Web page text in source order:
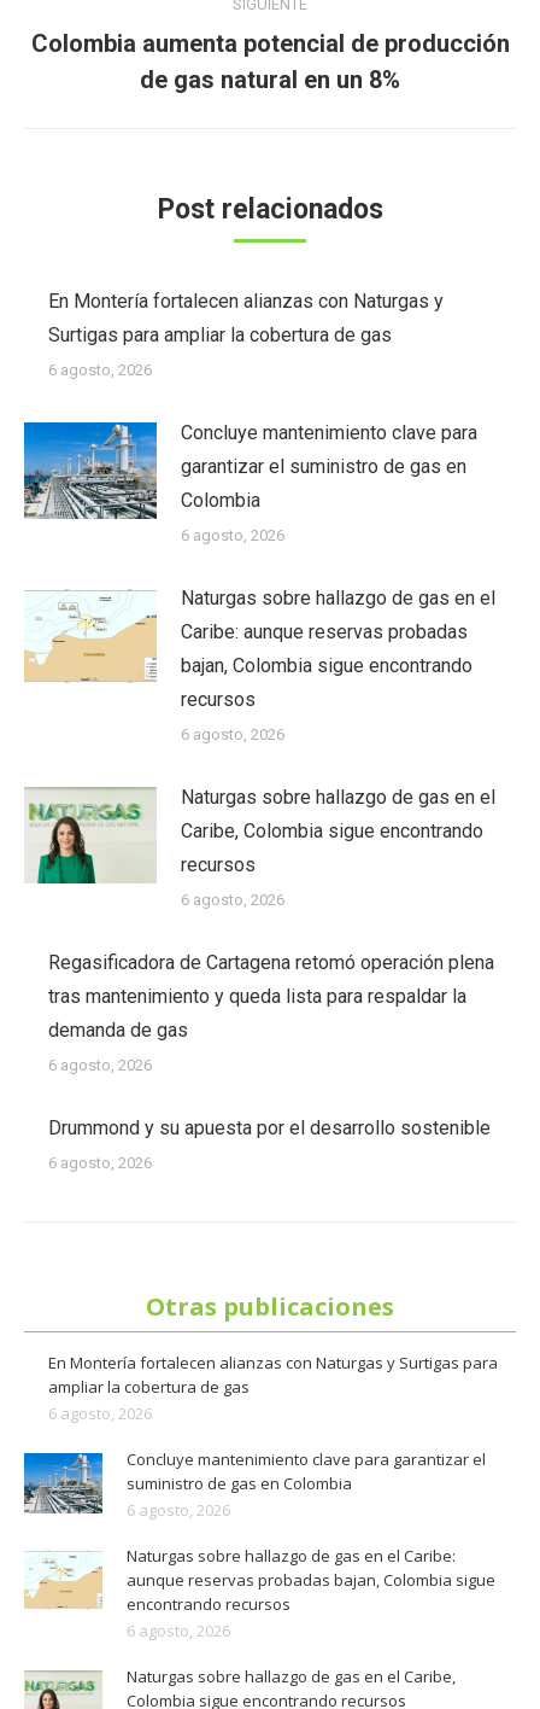
SIGUIENTE
Publicación
siguiente:
Colombia aumenta potencial de producción
de gas natural en un 8%
Post relacionados
En Montería fortalecen alianzas con Naturgas y
Surtigas para ampliar la cobertura de gas
6 agosto, 2026
Concluye mantenimiento clave para
garantizar el suministro de gas en
Colombia
6 agosto, 2026
Naturgas sobre hallazgo de gas en el
Caribe: aunque reservas probadas
bajan, Colombia sigue encontrando
recursos
6 agosto, 2026
Naturgas sobre hallazgo de gas en el
Caribe, Colombia sigue encontrando
recursos
6 agosto, 2026
Regasificadora de Cartagena retomó operación plena
tras mantenimiento y queda lista para respaldar la
demanda de gas
6 agosto, 2026
Drummond y su apuesta por el desarrollo sostenible
6 agosto, 2026
Otras publicaciones
En Montería fortalecen alianzas con Naturgas y Surtigas para
ampliar la cobertura de gas
6 agosto, 2026
Concluye mantenimiento clave para garantizar el
suministro de gas en Colombia
6 agosto, 2026
Naturgas sobre hallazgo de gas en el Caribe:
aunque reservas probadas bajan, Colombia sigue
encontrando recursos
6 agosto, 2026
Naturgas sobre hallazgo de gas en el Caribe,
Colombia sigue encontrando recursos